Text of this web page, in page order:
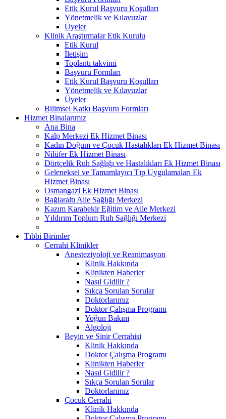
Etik Kurul Başvuru Koşulları
Yönetmelik ve Kılavuzlar
Üyeler
Klinik Araştırmalar Etik Kurulu
Etik Kurul
İletişim
Toplantı takvimi
Başvuru Formları
Etik Kurul Başvuru Koşulları
Yönetmelik ve Kılavuzlar
Üyeler
Bilimsel Katkı Başvuru Formları
Hizmet Binalarımız
Ana Bina
Kalp Merkezi Ek Hizmet Binası
Kadın Doğum ve Çocuk Hastalıkları Ek Hizmet Binası
Nilüfer Ek Hizmet Binası
Dörtçelik Ruh Sağlığı ve Hastalıkları Ek Hizmet Binası
Geleneksel ve Tamamlayıcı Tıp Uygulamaları Ek
Hizmet Binası
Osmangazi Ek Hizmet Binası
Bağlaraltı Aile Sağlığı Merkezi
Kazım Karabekir Eğitim ve Aile Merkezi
Yıldırım Toplum Ruh Sağlığı Merkezi
Tıbbi Birimler
Cerrahi Klinikler
Anesteziyoloji ve Reanimasyon
Klinik Hakkında
Klinikten Haberler
Nasıl Gidilir ?
Sıkça Sorulan Sorular
Doktorlarımız
Doktor Çalışma Programı
Yoğun Bakım
Algoloji
Beyin ve Sinir Cerrahisi
Klinik Hakkında
Doktor Çalışma Programı
Klinikten Haberler
Nasıl Gidilir ?
Sıkça Sorulan Sorular
Doktorlarımız
Çocuk Cerrahi
Klinik Hakkında